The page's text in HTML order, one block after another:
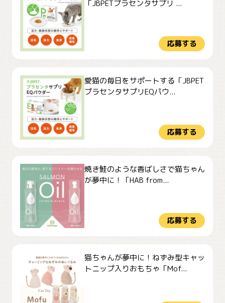
「JBPETプラセンタサプリ ...
応募する
愛猫の毎日をサポートする「JBPET
プラセンタサプリEQパウ...
応募する
焼き鮭のような香ばしさで猫ちゃん
が夢中に！「HAB from...
応募する
猫ちゃんが夢中に！ねずみ型キャッ
トニップ入りおもちゃ「Mof...